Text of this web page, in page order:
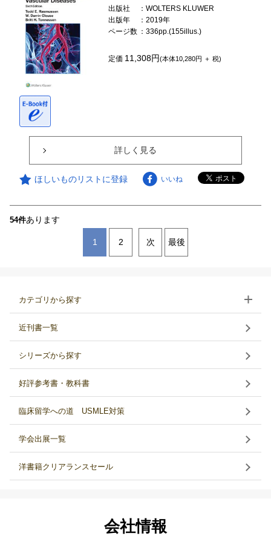
出版社
：WOLTERS KLUWER
出版年
：2019年
ページ数 ：336pp.(155illus.)
定価 11,308円(本体10,280円 ＋ 税)
詳しく見る
ほしいものリストに登録 いいね
54件あります
1 2 次 最後
カテゴリから探す
近刊書一覧
シリーズから探す
好評参考書・教科書
臨床留学への道 USMLE対策
学会出展一覧
洋書籍クリアランスセール
会社情報